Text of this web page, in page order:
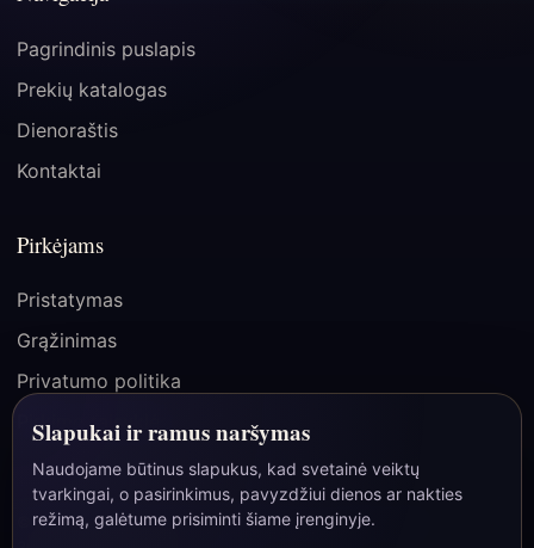
Pagrindinis puslapis
Prekių katalogas
Dienoraštis
Kontaktai
Pirkėjams
Pristatymas
Grąžinimas
Privatumo politika
Pirkimo taisyklės
© 2026 Paslapties Vartai | MB Bao Group, įmonės kodas
Slapukai ir ramus naršymas
Naudojame būtinus slapukus, kad svetainė veiktų
tvarkingai, o pasirinkimus, pavyzdžiui dienos ar nakties
režimą, galėtume prisiminti šiame įrenginyje.